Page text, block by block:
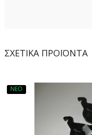
ΣΧΕΤΙΚΆ ΠΡΟΪΌΝΤΑ
ΝΈΟ